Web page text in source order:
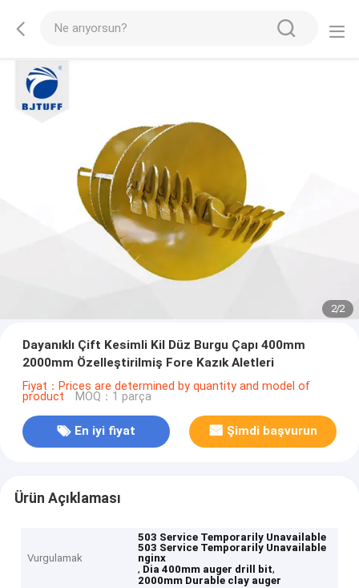
2/2
Dayanıklı Çift Kesimli Kil Düz Burgu Çapı 400mm
2000mm Özelleştirilmiş Fore Kazık Aletleri
Fiyat：Prices are determined by quantity and model of
product MOQ：1 parça
En iyi fiyat Şimdi başvurun
Ürün Açıklaması
Vurgulamak
503 Service Temporarily Unavailable
503 Service Temporarily Unavailable
nginx
, Dia 400mm auger drill bit,
2000mm Durable clay auger